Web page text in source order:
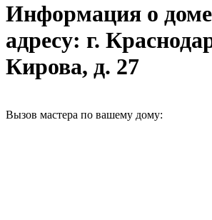
Информация о
адресу: г.
Кирова, д. 27
Вызов мастера по вашему дому: